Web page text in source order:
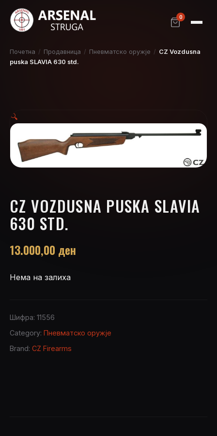
0
Почетна / Продавница / Пневматско оружје / CZ Vozdusna
puska SLAVIA 630 std.
🔍
CZ VOZDUSNA PUSKA SLAVIA
630 STD.
13.000,00 ден
Нема на залиха
Шифра: 11556
Category: Пневматско оружје
Brand: CZ Firearms